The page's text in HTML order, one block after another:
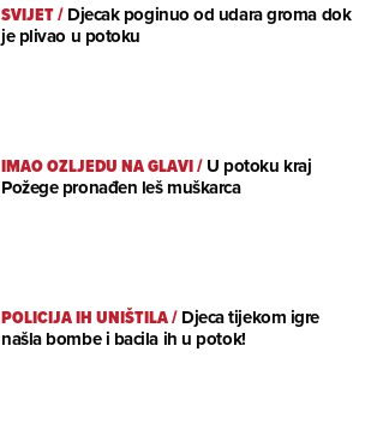
SVIJET/Djecak poginuo od udara groma dok
je plivao u potoku
IMAO OZLJEDU NA GLAVI/U potoku kraj
Požege pronađen leš muškarca
POLICIJA IH UNIŠTILA/Djeca tijekom igre
našla bombe i bacila ih u potok!